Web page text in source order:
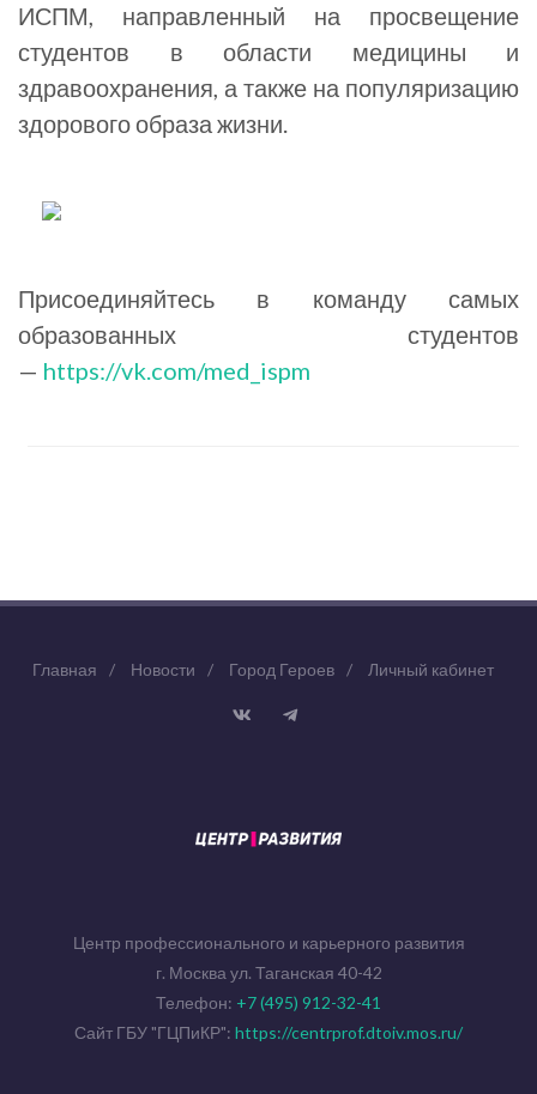
ИСПМ, направленный на просвещение
студентов в области медицины и
здравоохранения, а также на популяризацию
здорового образа жизни.
Присоединяйтесь в команду самых
образованных студентов
— https://vk.com/med_ispm
Центр профессионального и карьерного развития
г. Москва ул. Таганская 40-42
Телефон: +7 (495) 912-32-41
Сайт ГБУ "ГЦПиКР": https://centrprof.dtoiv.mos.ru/
Главная / Новости / Город Героев / Личный кабинет